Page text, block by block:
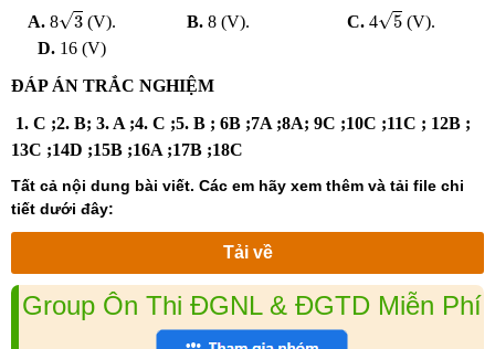
A. 8√3 (V). B. 8 (V). C. 4√5 (V).
D. 16 (V)
ĐÁP ÁN TRẮC NGHIỆM
1. C ;2. B; 3. A ;4. C ;5. B ; 6B ;7A ;8A; 9C ;10C ;11C ; 12B ;
13C ;14D ;15B ;16A ;17B ;18C
Tất cả nội dung bài viết. Các em hãy xem thêm và tải file chi
tiết dưới đây:
Tải về
Group Ôn Thi ĐGNL & ĐGTD Miễn Phí